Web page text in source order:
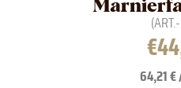
€
64,21